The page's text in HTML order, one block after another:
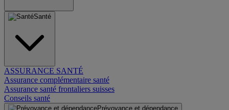
Santé
ASSURANCE SANTÉ
Assurance complémentaire santé
Assurance santé frontaliers suisses
Conseils santé
Prévoyance et dépendance